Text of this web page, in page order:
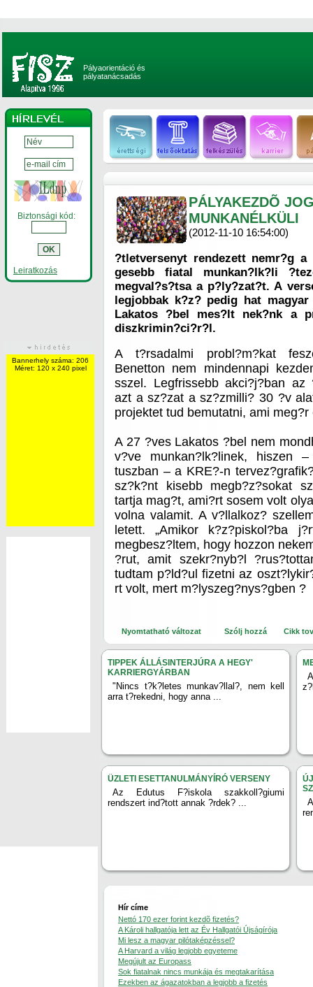
Pályaorientáció és
pályatanácsadás
Biztonsági kód:
Leiratkozás
Bannerhely száma: 206
Méret: 120 x 240 pixel
PÁLYAKEZDÕ
MUNKANÉLKÜLI
(2012-11-10 16:54:00)
?tletversenyt rendezett nemr?g
gesebb fiatal munkan?lk?li
megval?s?tsa a p?ly?zat?t. A
legjobbak k?z? pedig hat
Lakatos ?bel mes?lt nek?nk a
diszkrimin?ci?r?l.
A t?rsadalmi probl?m?kat
Benetton nem mindennapi
sszel. Legfrissebb akci?j?ban az
azt a sz?zat a sz?zmilli? 30 ?v
projektet tud bemutatni, ami
A 27 ?ves Lakatos ?bel nem
v?ve munkan?lk?linek, hiszen
tuszban – a KRE?-n
sz?k?nt kisebb megb?z?sokat
tartja mag?t, ami?rt sosem volt
volna valamit. A v?llalkoz?
letett. „Amikor k?z?piskol?ba
megbesz?ltem, hogy hozzon
?rut, amit szekr?nyb?l
tudtam p?ld?ul fizetni az
rt volt, mert m?lyszeg?nys?gben ?
Nyomtatható változat Szólj hozzá Cikk
TIPPEK ÁLLÁSINTERJÚRA A HEGY'
KARRIERGYÁRBAN
"Nincs t?k?letes munkav?llal?, nem kell
arra t?rekedni, hogy anna ...
ÜZLETI ESETTANULMÁNYÍRÓ VERSENY
Az Edutus F?iskola szakkoll?giumi
rendszert ind?tott annak ?rdek? ...
Hír címe
Nettó 170 ezer forint kezdõ fizetés?
A Károli hallgatója lett az Év Hallgatói Újságírója
Mi lesz a magyar pilótaképzéssel?
A Harvard a világ legjobb egyeteme
Megújult az Europass
Sok fiatalnak nincs munkája és megtakarítása
Ezekben az ágazatokban a legjobb a fizetés